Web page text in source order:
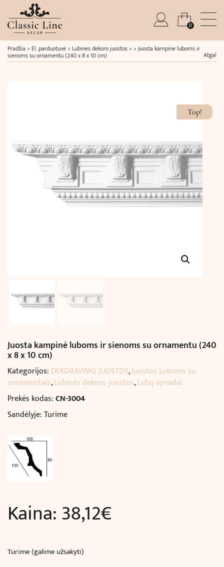
0
Pradžia > El. parduotuvė> Lubinės dekoro juostos> >Juosta kampinė luboms ir
sienoms su ornamentu (240 x 8 x 10 cm) Atgal
Top!
Juosta kampinė luboms ir sienoms su ornamentu (240
x 8 x 10 cm)
Kategorijos: DEKORAVIMO JUOSTOS,Juostos Luboms su
ornamentais,Lubinės dekoro juostos,Lubų apvadai
Prekės kodas:CN-3004
Sandėlyje: Turime
Kaina:38,12€
Turime (galime užsakyti)